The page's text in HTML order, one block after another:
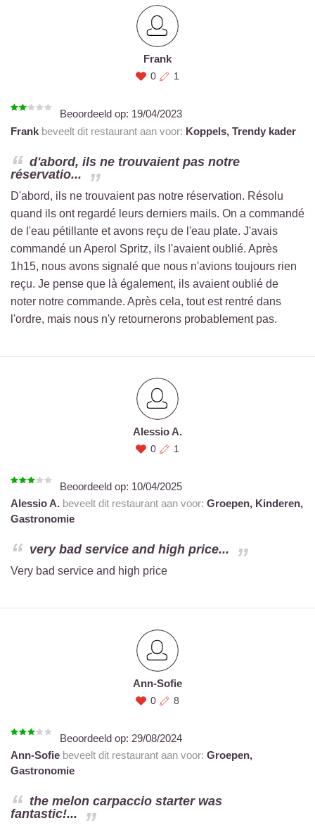
Frank
0 1
Beoordeeld op: 19/04/2023
Frank beveelt dit restaurant aan voor: Koppels, Trendy kader
d'abord, ils ne trouvaient pas notre
réservatio...
D'abord, ils ne trouvaient pas notre réservation. Résolu
quand ils ont regardé leurs derniers mails. On a commandé
de l'eau pétillante et avons reçu de l'eau plate. J'avais
commandé un Aperol Spritz, ils l'avaient oublié. Après
1h15, nous avons signalé que nous n'avions toujours rien
reçu. Je pense que là également, ils avaient oublié de
noter notre commande. Après cela, tout est rentré dans
l'ordre, mais nous n'y retournerons probablement pas.
Alessio A.
0 1
Beoordeeld op: 10/04/2025
Alessio A. beveelt dit restaurant aan voor: Groepen, Kinderen,
Gastronomie
very bad service and high price...
Very bad service and high price
Ann-Sofie
0 8
Beoordeeld op: 29/08/2024
Ann-Sofie beveelt dit restaurant aan voor: Groepen,
Gastronomie
the melon carpaccio starter was
fantastic!...